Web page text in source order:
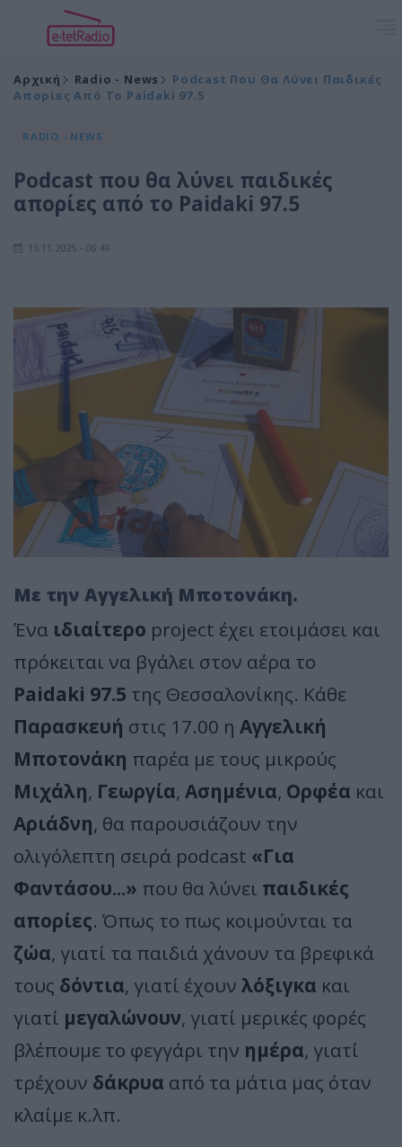
Αρχική Radio - News
Podcast Που Θα Λύνει Παιδικές
Απορίες Από Το Paidaki 97.5
RADIO - NEWS
Podcast που θα λύνει παιδικές
απορίες από το Paidaki 97.5
15.11.2025 - 06:49
Με την Αγγελική Μποτονάκη.
Ένα ιδιαίτερο project έχει ετοιμάσει και
πρόκειται να βγάλει στον αέρα το
Paidaki 97.5 της Θεσσαλονίκης. Κάθε
Παρασκευή στις 17.00 η Αγγελική
Μποτονάκη παρέα με τους μικρούς
Μιχάλη, Γεωργία, Ασημένια, Ορφέα και
Αριάδνη, θα παρουσιάζουν την
ολιγόλεπτη σειρά podcast «Για
Φαντάσου...» που θα λύνει παιδικές
απορίες. Όπως το πως κοιμούνται τα
ζώα, γιατί τα παιδιά χάνουν τα βρεφικά
τους δόντια, γιατί έχουν λόξιγκα και
γιατί μεγαλώνουν, γιατί μερικές φορές
βλέπουμε το φεγγάρι την ημέρα, γιατί
τρέχουν δάκρυα από τα μάτια μας όταν
κλαίμε κ.λπ.